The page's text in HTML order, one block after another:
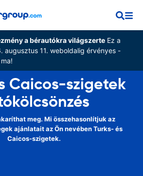
a bérautókra világszerteEz a
augusztus 11. weboldalig érvényes -
Caicos-szigetek
meg. Mi összehasonlítjuk az
ajánlatait az Ön nevében Turks- és
Caicos-szigetek.